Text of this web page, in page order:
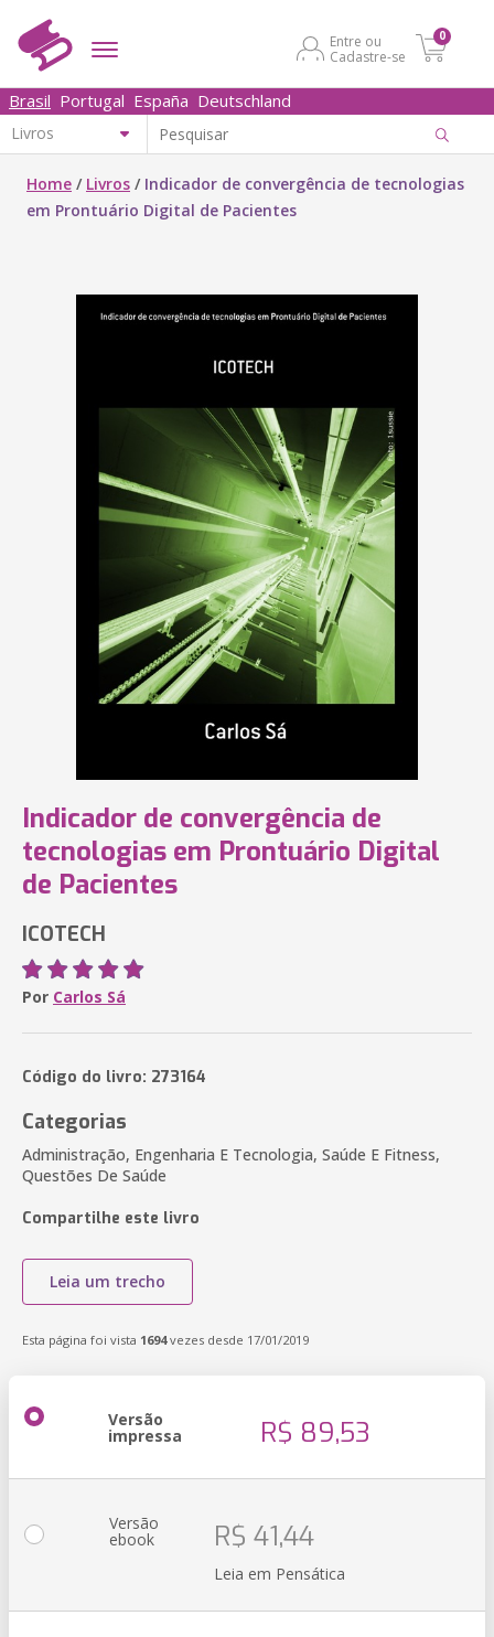
Entre ou
Cadastre-se
0
Brasil Portugal España Deutschland
Home / Livros / Indicador de convergência de tecnologias
em Prontuário Digital de Pacientes
Indicador de convergência de
tecnologias em Prontuário Digital
de Pacientes
ICOTECH
Por Carlos Sá
Código do livro: 273164
Categorias
Administração, Engenharia E Tecnologia, Saúde E Fitness,
Questões De Saúde
Compartilhe este livro
Leia um trecho
Esta página foi vista 1694vezes desde 17/01/2019
Versão
impressa R$ 89,53
Versão
ebook R$ 41,44
Leia em Pensática